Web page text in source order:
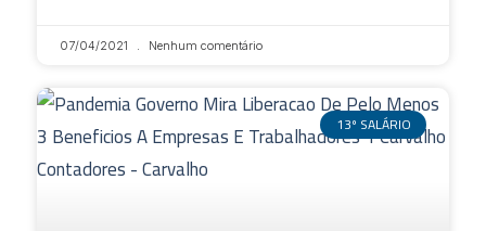
07/04/2021 Nenhum comentário
13º SALÁRIO